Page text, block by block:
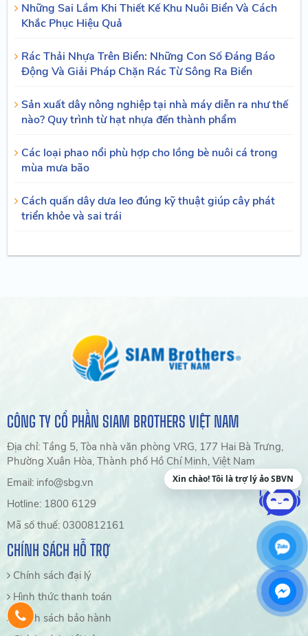
Những Sai Lầm Khi Thiết Kế Khu Nuôi Biển Và Cách
Khắc Phục Hiệu Quả
Rác Thải Nhựa Trên Biển: Những Con Số Đáng Báo
Động Và Giải Pháp Chặn Rác Từ Sông Ra Biển
Sản xuất dây nông nghiệp tại nhà máy diễn ra như thế
nào? Quy trình từ hạt nhựa đến thành phẩm
Các loại phao nổi phù hợp cho lồng bè nuôi cá trong
mùa mưa bão
Cách quấn dây dưa leo đúng kỹ thuật giúp cây phát
triển khỏe và sai trái
CÔNG TY CỔ PHẦN SIAM BROTHERS VIỆT NAM
Địa chỉ: Tầng 5, Tòa nhà văn phòng VRG, 177 Hai Bà Trưng,
Phường Xuân Hòa, Thành phố Hồ Chí Minh, Việt Nam
Email: info@sbg.vn
Hotline: 1800 6129
Mã số thuế: 0300812161
CHÍNH SÁCH HỖ TRỢ
Chính sách đại lý
Hình thức thanh toán
Chính sách bảo hành
Xin chào! Tôi là trợ lý ảo SBVN